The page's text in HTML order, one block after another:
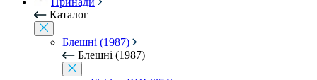
Каталог
Блешні (1987)
Блешні (1987)